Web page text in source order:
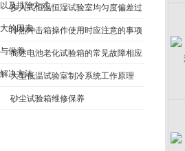
以及排除方式
步入式恒温恒湿试验室均匀度偏差过
大的因素
冷热冲击箱操作使用时应注意的事项
与保养
简述电池老化试验箱的常见故障相应
解决方法
大型低温试验室制冷系统工作原理
砂尘试验箱维修保养